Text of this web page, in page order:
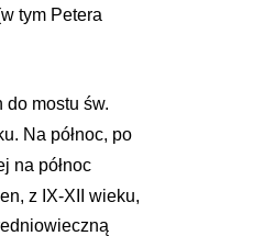
tym Petera
do mostu św.
Na północ, po
na północ
z IX-XII wieku,